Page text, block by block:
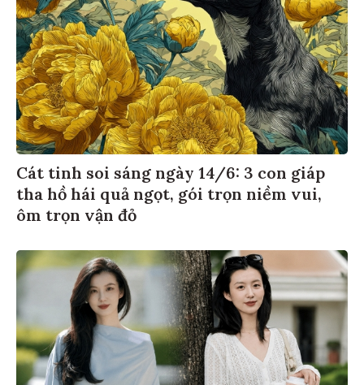
Cát tinh soi sáng ngày 14/6: 3 con giáp
tha hồ hái quả ngọt, gói trọn niềm vui,
ôm trọn vận đỏ